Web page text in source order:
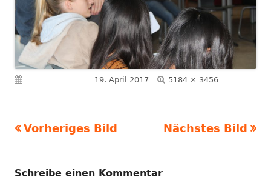
19. April 2017 Volle
5184 × 3456
Vorheriges Bild Nächstes Bild
Schreibe einen Kommentar